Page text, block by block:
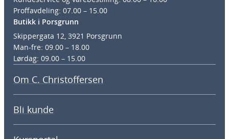
Proffavdeling: 07.00 – 15.00
Butikk i Porsgrunn
Skippergata 12, 3921 Porsgrunn
Man-fre: 09.00 – 18.00
Lørdag: 09.00 – 15.00
Om C. Christoffersen
Bli kunde